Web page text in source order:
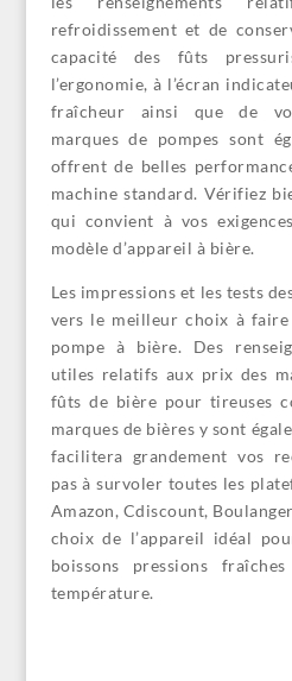
refroidissement et de
capacité des fûts
l’ergonomie, à l’écran
fraîcheur ainsi que de
marques de pompes sont
offrent de belles
machine standard. Vérifiez
qui convient à vos
modèle d’appareil à bière.
Les impressions et les tests
vers le meilleur choix à
pompe à bière. Des
utiles relatifs aux prix des
fûts de bière pour tireuses
marques de bières y sont
facilitera grandement vos
pas à survoler toutes les
Amazon, Cdiscount,
choix de l’appareil idéal
boissons pressions
température.